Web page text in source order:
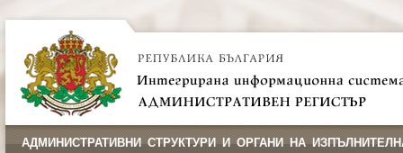
АДМИНИСТРАТИВНИ СТРУКТУРИ И ОРГАНИ НА